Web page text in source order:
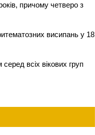
причому четверо з
висипань у 18
всіх вікових груп